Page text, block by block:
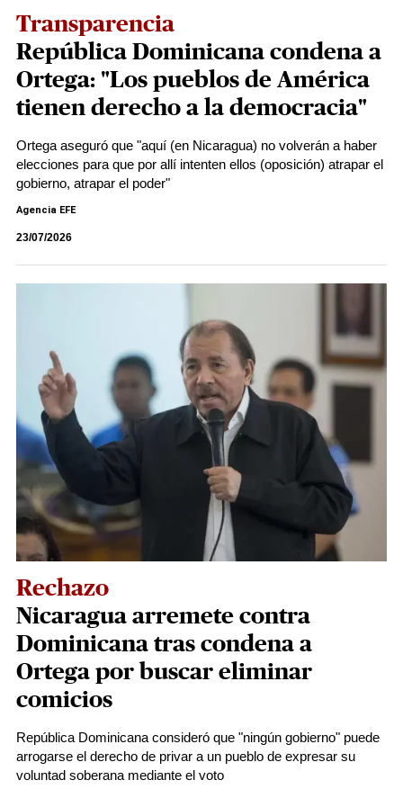
Transparencia
República Dominicana condena a
Ortega: "Los pueblos de América
tienen derecho a la democracia"
Ortega aseguró que "aquí (en Nicaragua) no volverán a haber
elecciones para que por allí intenten ellos (oposición) atrapar el
gobierno, atrapar el poder"
Agencia EFE
23/07/2026
Rechazo
Nicaragua arremete contra
Dominicana tras condena a
Ortega por buscar eliminar
comicios
República Dominicana consideró que "ningún gobierno" puede
arrogarse el derecho de privar a un pueblo de expresar su
voluntad soberana mediante el voto